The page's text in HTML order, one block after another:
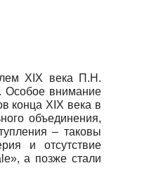
XIX века П.Н.
Особое внимание
конца XIX века в
объединения,
– таковы
и отсутствие
а позже стали